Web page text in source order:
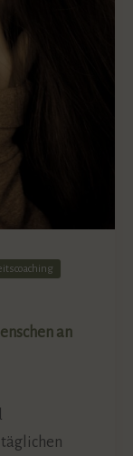
an